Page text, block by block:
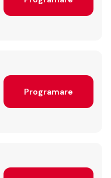
Programare